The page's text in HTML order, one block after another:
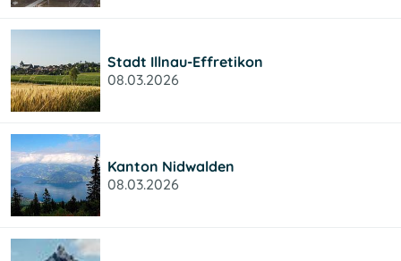
Stadt Illnau-Effretikon
08.03.2026
Kanton Nidwalden
08.03.2026